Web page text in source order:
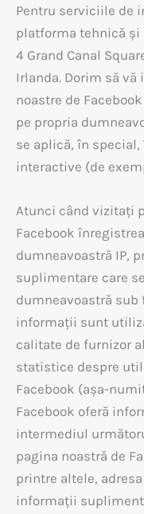
Pentru serviciile de
platforma tehnică și
4 Grand Canal
Irlanda. Dorim să
noastre de
pe propria
se aplică, în
interactive (de
Atunci când vizitați
Facebook
dumneavoastră IP,
suplimentare care
dumneavoastră sub
informații sunt
calitate de furnizor
statistice despre
Facebook (așa-
Facebook oferă
intermediul
pagina noastră de
printre altele,
informații